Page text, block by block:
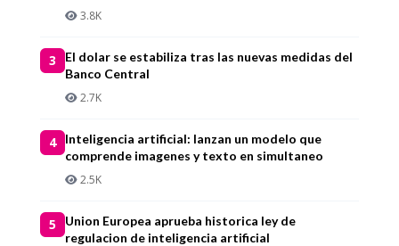
3.8K
3
El dolar se estabiliza tras las nuevas medidas del
Banco Central
2.7K
4
Inteligencia artificial: lanzan un modelo que
comprende imagenes y texto en simultaneo
2.5K
5
Union Europea aprueba historica ley de
regulacion de inteligencia artificial